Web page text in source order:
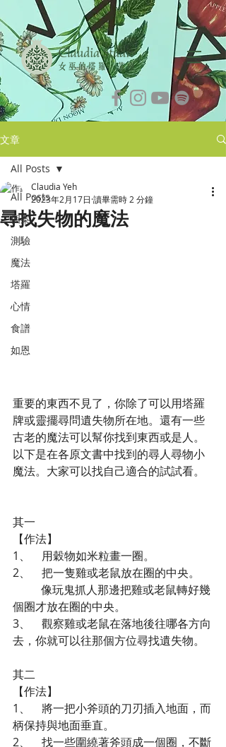
文章
All Posts
個案
測驗
魔法
塔羅
心情
食譜
如恩
All Posts
尋找失物的魔法
Claudia Yeh
2023年2月17日 讀畢需時 2 分鐘
重要的東西不見了，你除了可以用塔羅
牌或靈擺尋問遺失物所在地。還有一些
古老的魔法可以幫你找到東西或是人。
以下是在各原文書中找到的尋人尋物小
魔法。大家可以找自己適合的試試看。
其一
【作法】
1、    用穀物如米粒畫一圈。
2、    把一隻雞或老鼠放在圈的中央。
個圈才放在圈的中央。
3、    觀察雞或老鼠在落地後往哪各方向
去，你就可以往那個方位尋找遺失物。
其二
【作法】
1、    將一把小斧頭的刀刃插入地面，而
柄保持與地面垂直。
2、    找一些圍繞著斧頭成一個圈，不斷